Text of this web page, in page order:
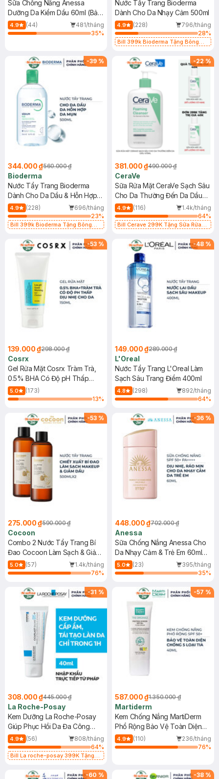
Sữa Chống Nắng Anessa
Dưỡng Da Kiềm Dầu 60ml (Bản
Mới)
4.9 (44)
481/tháng
35%
Nước Tẩy Trang Bioderma
Dành Cho Da Nhạy Cảm 500ml
4.9 (228)
796/tháng
28%
Bill 399k Bioderma Tặng Bông
-39 %
344.000 ₫560.000 ₫
Bioderma
Nước Tẩy Trang Bioderma
Dành Cho Da Dầu & Hỗn Hợp
500ml
4.9 (228)
696/tháng
23%
Bill 399k Bioderma Tặng Bông
-22 %
381.000 ₫490.000 ₫
CeraVe
Sữa Rửa Mặt CeraVe Sạch Sâu
Cho Da Thường Đến Da Dầu
473ml
4.9 (116)
1.4k/tháng
64%
Bill Cerave 299K Tặng Sữa Rửa
-53 %
139.000 ₫298.000 ₫
Cosrx
Gel Rửa Mặt Cosrx Tràm Trà,
0.5% BHA Có Độ pH Thấp
150ml
5.0
(173)
13%
-48 %
149.000 ₫289.000 ₫
L'Oreal
Nước Tẩy Trang L'Oreal Làm
Sạch Sâu Trang Điểm 400ml
4.8 (298)
892/tháng
64%
-53 %
275.000 ₫590.000 ₫
Cocoon
Combo 2 Nước Tẩy Trang Bí
Đao Cocoon Làm Sạch & Giảm
Dầu 500ml
5.0 (57)
1.4k/tháng
76%
-36 %
448.000 ₫702.000 ₫
Anessa
Sữa Chống Nắng Anessa Cho
Da Nhạy Cảm & Trẻ Em 60ml
(Mới)
5.0 (23)
395/tháng
35%
-31 %
308.000 ₫445.000 ₫
La Roche-Posay
Kem Dưỡng La Roche-Posay
Giúp Phục Hồi Da Đa Công
Dụng 40ml
4.9 (56)
808/tháng
64%
Bill La roche-posay 399K Tặng
(SL có hạn)
-57 %
587.000 ₫1.350.000 ₫
Martiderm
Kem Chống Nắng MartiDerm
Phổ Rộng Bảo Vệ Toàn Diện
40ml
4.9 (110)
236/tháng
76%
-60 % -38 %